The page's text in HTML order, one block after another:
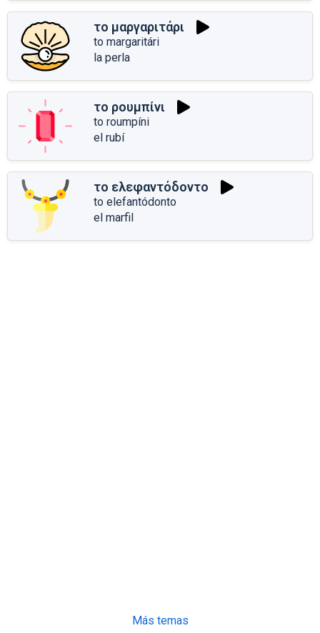
το μαργαριτάρι
to margaritári
la perla
το ρουμπίνι
to roumpíni
el rubí
το ελεφαντόδοντο
to elefantódonto
el marfil
Más temas